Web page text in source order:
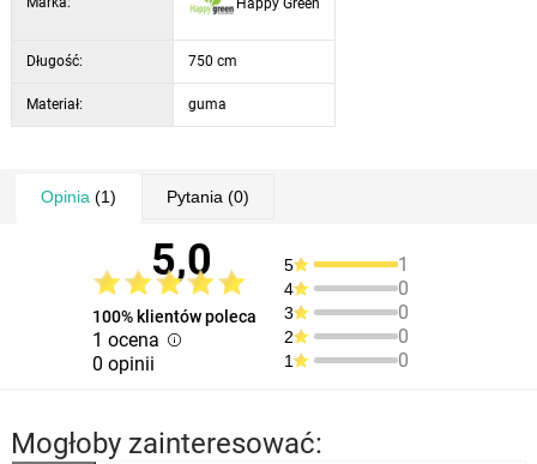
Długość: 750 cm
Materiał: guma
Opinia (1) Pytania (0)
5,0
100% klientów poleca
1 ocena
0 opinii
5 1
4 0
3 0
2 0
1 0
Mogłoby zainteresować: